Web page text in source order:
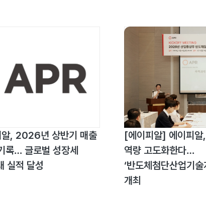
, 2026년 상반기 매출
… 글로벌 성장세
실적 달성
[에이피알] 에이피
역량 고도화한다…
‘반도체첨단산업기
개최